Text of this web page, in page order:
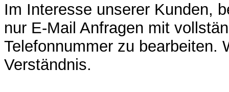
Im Interesse unserer Kunden,
nur E-Mail Anfragen mit
Telefonnummer zu bearbeiten.
Verständnis.